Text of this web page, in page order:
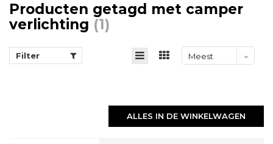
Producten getagd met camper
verlichting (1)
Filter
Meest
ALLES IN DE WINKELWAGEN